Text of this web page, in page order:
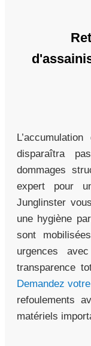
disparaîtra
dommages
expert pour
Junglinster
une hygiène
sont
urgences
transparence
Demandez
refoulements
matériels